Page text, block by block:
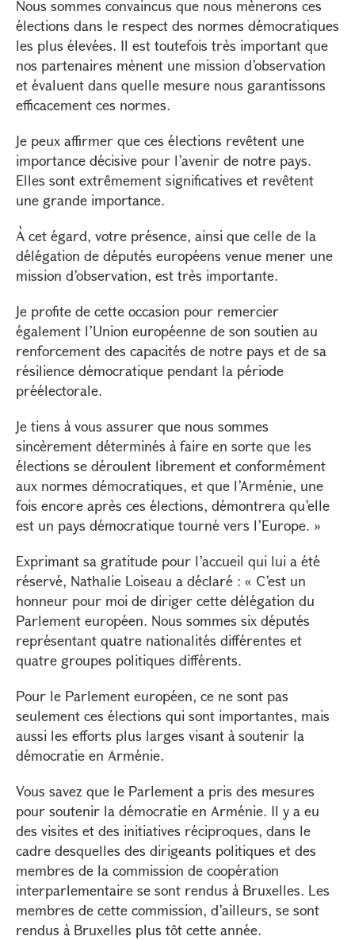
Nous sommes convaincus que nous mènerons ces
élections dans le respect des normes démocratiques
les plus élevées. Il est toutefois très important que
nos partenaires mènent une mission d’observation
et évaluent dans quelle mesure nous garantissons
efficacement ces normes.
Je peux affirmer que ces élections revêtent une
importance décisive pour l’avenir de notre pays.
Elles sont extrêmement significatives et revêtent
une grande importance.
À cet égard, votre présence, ainsi que celle de la
délégation de députés européens venue mener une
mission d’observation, est très importante.
Je profite de cette occasion pour remercier
également l’Union européenne de son soutien au
renforcement des capacités de notre pays et de sa
résilience démocratique pendant la période
préélectorale.
Je tiens à vous assurer que nous sommes
sincèrement déterminés à faire en sorte que les
élections se déroulent librement et conformément
aux normes démocratiques, et que l’Arménie, une
fois encore après ces élections, démontrera qu’elle
est un pays démocratique tourné vers l’Europe. »
Exprimant sa gratitude pour l’accueil qui lui a été
réservé, Nathalie Loiseau a déclaré : « C’est un
honneur pour moi de diriger cette délégation du
Parlement européen. Nous sommes six députés
représentant quatre nationalités différentes et
quatre groupes politiques différents.
Pour le Parlement européen, ce ne sont pas
seulement ces élections qui sont importantes, mais
aussi les efforts plus larges visant à soutenir la
démocratie en Arménie.
Vous savez que le Parlement a pris des mesures
pour soutenir la démocratie en Arménie. Il y a eu
des visites et des initiatives réciproques, dans le
cadre desquelles des dirigeants politiques et des
membres de la commission de coopération
interparlementaire se sont rendus à Bruxelles. Les
membres de cette commission, d’ailleurs, se sont
rendus à Bruxelles plus tôt cette année.